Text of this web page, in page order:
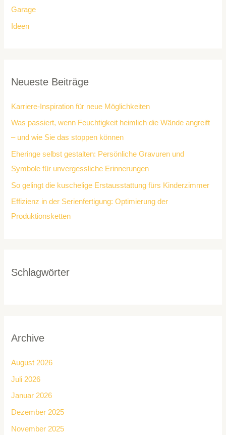
Garage
Ideen
Neueste Beiträge
Karriere-Inspiration für neue Möglichkeiten
Was passiert, wenn Feuchtigkeit heimlich die Wände angreift
– und wie Sie das stoppen können
Eheringe selbst gestalten: Persönliche Gravuren und
Symbole für unvergessliche Erinnerungen
So gelingt die kuschelige Erstausstattung fürs Kinderzimmer
Effizienz in der Serienfertigung: Optimierung der
Produktionsketten
Schlagwörter
Archive
August 2026
Juli 2026
Januar 2026
Dezember 2025
November 2025